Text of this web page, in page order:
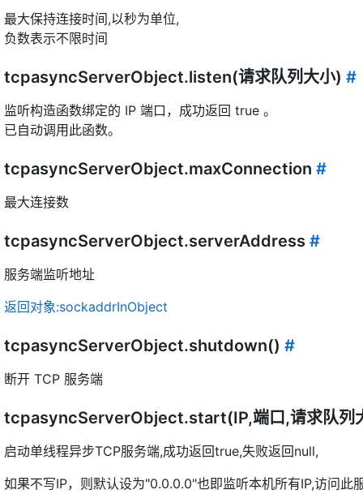
最大保持连接时间,以秒为单位,
负数表示不限时间
tcpasyncServerObject.listen(请求队列大小) #
监听构造函数绑定的 IP 端口，成功返回 true 。
已自动调用此函数。
tcpasyncServerObject.maxConnection #
最大连接数
tcpasyncServerObject.serverAddress #
服务端监听地址
返回对象:sockaddrInObject
tcpasyncServerObject.shutdown() #
断开 TCP 服务端
tcpasyncServerObject.start(IP,端口,请求队列
启动单线程异步TCP服务端,成功返回true,失败返回null,
如果不写IP，则默认设为"0.0.0.0"也即监听本机所有IP,访问此